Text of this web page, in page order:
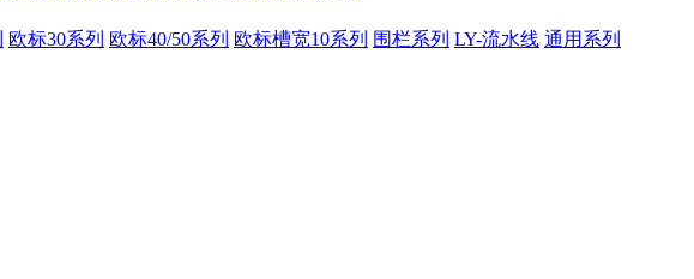
欧标30系列 欧标40/50系列 欧标槽宽10系列 围栏系列 LY-流水线 通用系列